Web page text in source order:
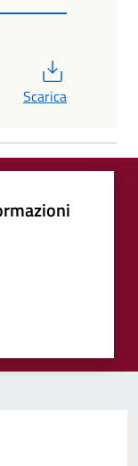
Scarica